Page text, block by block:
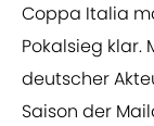
Coppa Italia
Pokalsieg klar.
deutscher
Saison der